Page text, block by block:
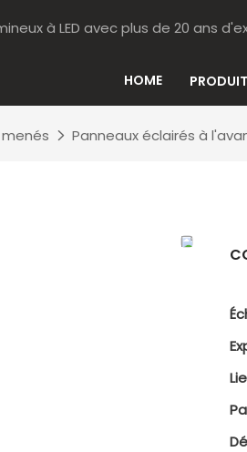
à LED avec plus de 20 ans
HOME
Panneaux éclairés à